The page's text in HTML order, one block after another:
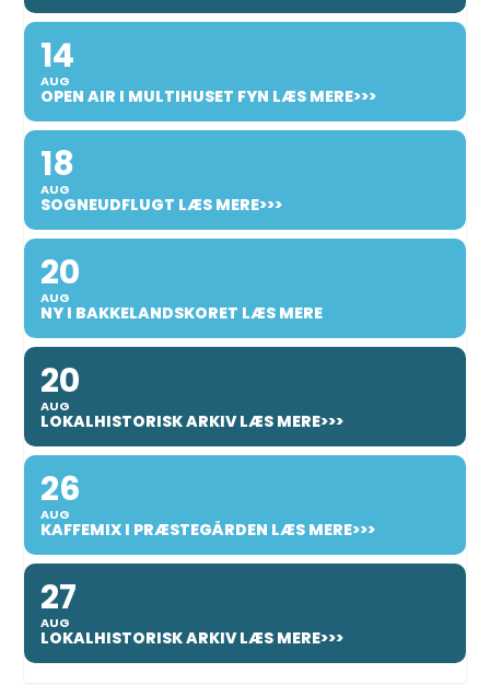
14
AUG
OPEN AIR I MULTIHUSET FYN LÆS MERE>>>
18
AUG
SOGNEUDFLUGT LÆS MERE>>>
20
AUG
NY I BAKKELANDSKORET LÆS MERE
20
AUG
LOKALHISTORISK ARKIV LÆS MERE>>>
26
AUG
KAFFEMIX I PRÆSTEGÅRDEN LÆS MERE>>>
27
AUG
LOKALHISTORISK ARKIV LÆS MERE>>>